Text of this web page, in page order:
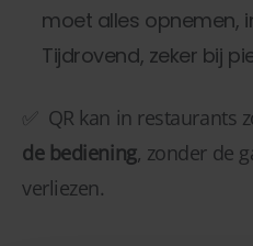
moet alles opnemen,
Tijdrovend, zeker bij
✅ QR kan in restaurants
de bediening, zonder de
verliezen.